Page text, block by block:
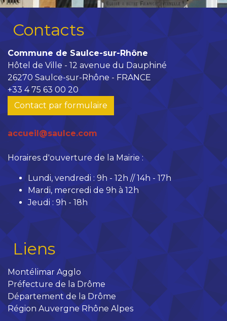
Contacts
Commune de Saulce-sur-Rhône
Hôtel de Ville - 12 avenue du Dauphiné
26270 Saulce-sur-Rhône - FRANCE
+33 4 75 63 00 20
Contact par formulaire
accueil@saulce.com
Horaires d'ouverture de la Mairie :
Lundi, vendredi : 9h - 12h // 14h - 17h
Mardi, mercredi de 9h à 12h
Jeudi : 9h - 18h
Liens
Montélimar Agglo
Préfecture de la Drôme
Département de la Drôme
Région Auvergne Rhône Alpes